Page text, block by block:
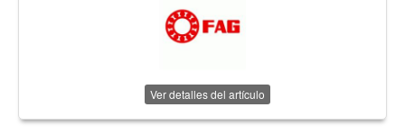
Ver detalles del artículo